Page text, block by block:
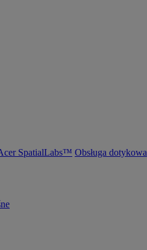
SpatialLabs™ Obsługa dotykowa